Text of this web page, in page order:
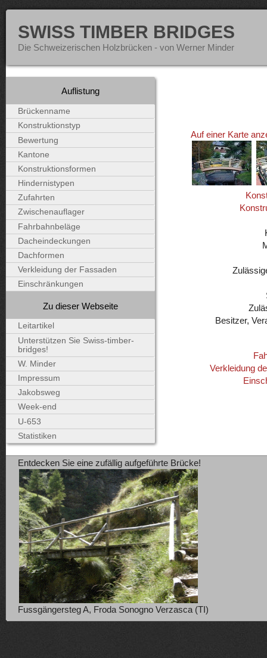
SWISS TIMBER BRIDGES
Die Schweizerischen Holzbrücken - von Werner Minder
Auf einer Karte
Besitzer,
Verkleidung
Auflistung
Brückenname
Konstruktionstyp
Bewertung
Kantone
Konstruktionsformen
Hindernistypen
Zufahrten
Zwischenauflager
Fahrbahnbeläge
Dacheindeckungen
Dachformen
Verkleidung der Fassaden
Einschränkungen
Zu dieser Webseite
Leitartikel
Unterstützen Sie Swiss-timber-
bridges!
W. Minder
Impressum
Jakobsweg
Week-end
U-653
Statistiken
Entdecken Sie eine zufällig aufgeführte Brücke!
Fussgängersteg A, Froda Sonogno Verzasca (TI)